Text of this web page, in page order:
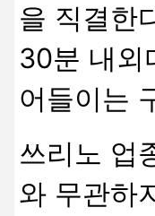
을 직결한
30분 내외
어들이는
쓰리노 업
와 무관하